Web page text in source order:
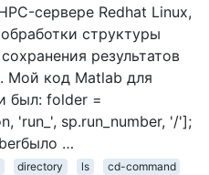
сервере Redhat Linux,
структуры
результатов
Мой код Matlab для
был: folder =
'run_', sp.run_number, '/'];
…
directory ls
cd-command